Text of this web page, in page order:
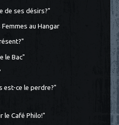
de ses désirs?"
au Hangar
le Bac"
est-ce le perdre?"
le Café Philo!"